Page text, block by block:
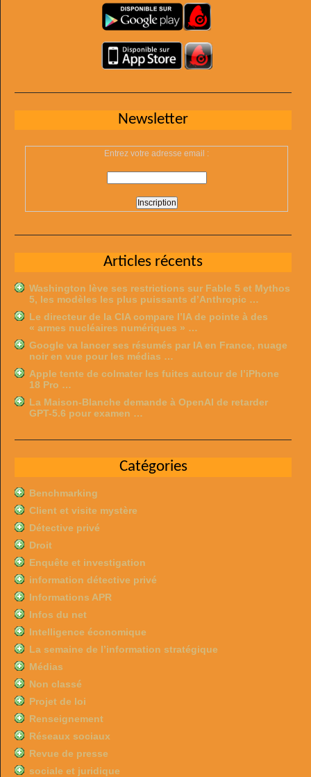
Newsletter
Entrez votre adresse email :
Articles récents
Washington lève ses restrictions sur Fable 5 et Mythos
5, les modèles les plus puissants d’Anthropic …
Le directeur de la CIA compare l’IA de pointe à des
« armes nucléaires numériques » …
Google va lancer ses résumés par IA en France, nuage
noir en vue pour les médias …
Apple tente de colmater les fuites autour de l’iPhone
18 Pro …
La Maison-Blanche demande à OpenAI de retarder
GPT-5.6 pour examen …
Catégories
Benchmarking
Client et visite mystère
Détective privé
Droit
Enquête et investigation
information détective privé
Informations APR
Infos du net
Intelligence économique
La semaine de l’information stratégique
Médias
Non classé
Projet de loi
Renseignement
Réseaux sociaux
Revue de presse
sociale et juridique